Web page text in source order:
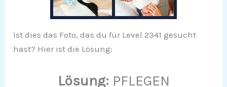
Ist dies das Foto, das du für Level 2341 gesucht
hast? Hier ist die Lösung:
Lösung: PFLEGEN